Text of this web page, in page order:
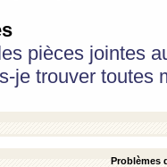
pièces jointes
je trouver toutes
Problèmes